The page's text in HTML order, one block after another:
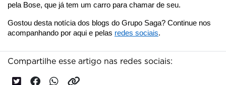
pela Bose, que já tem um carro para chamar de seu.
Gostou desta notícia dos blogs do Grupo Saga? Continue nos
acompanhando por aqui e pelas redes sociais.
Compartilhe esse artigo nas redes sociais: